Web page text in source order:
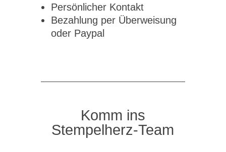
Persönlicher Kontakt
Bezahlung per Überweisung
oder Paypal
Komm ins
Stempelherz-Team